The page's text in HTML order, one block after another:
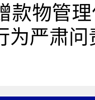
款物管
为严肃